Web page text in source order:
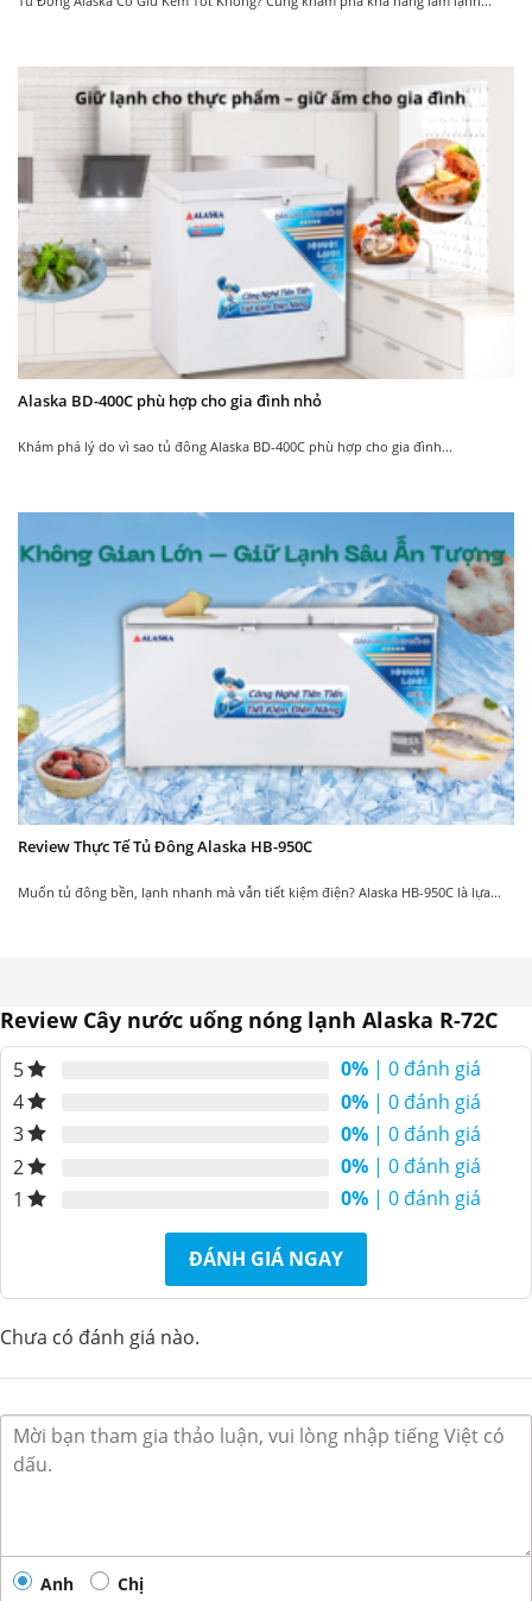
Cây nước uống nóng
4.250.000
Cây nước uống nóng
lạnh Alaska R-90C
4.350.000
4.550.000
Máy nước uống nóng
lạnh Alaska R-90
3.100.000
New
Máy nước uống nóng
lạnh Alaska RL-99
4.600.000₫
New
New
Máy nước uống nóng
lạnh Alaska R-10C
3.900.000 ₫ 4.050.000₫
Alaska BD-400C phù hợp cho gia đình nhỏ
Khám phá lý do vì sao tủ đông Alaska BD-400C phù hợp cho gia đình...
Review Thực Tế Tủ Đông Alaska HB-950C
Muốn tủ đông bền, lạnh nhanh mà vẫn tiết kiệm điện? Alaska HB-950C là lựa...
Review Cây nước uống nóng lạnh Alaska R-72C
5 0% | 0 đánh giá
4
0% | 0 đánh giá
3
0% | 0 đánh giá
2
0% | 0 đánh giá
1
0% | 0 đánh giá
ĐÁNH GIÁ NGAY
Chưa có đánh giá nào.
Anh Chị